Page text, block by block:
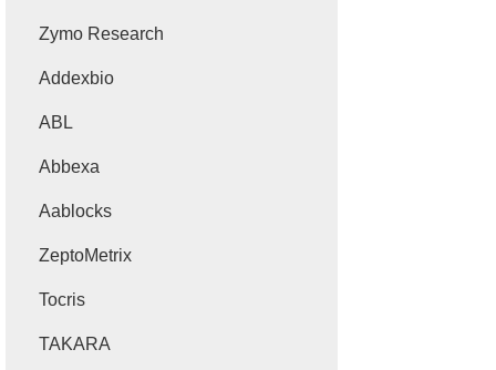
Zymo Research
Addexbio
ABL
Abbexa
Aablocks
ZeptoMetrix
Tocris
TAKARA